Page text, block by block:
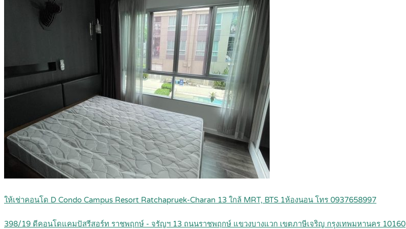
ให้เช่าคอนโด D Condo Campus Resort Ratchapruek-Charan 13 ใกล้ MRT, BTS 1ห้องนอน โทร 0937658997
398/19 ดีคอนโดแคมปัสรีสอร์ท ราชพฤกษ์ - จรัญฯ 13 ถนนราชพฤกษ์ แขวงบางแวก เขตภาษีเจริญ กรุงเทพมหานคร 10160